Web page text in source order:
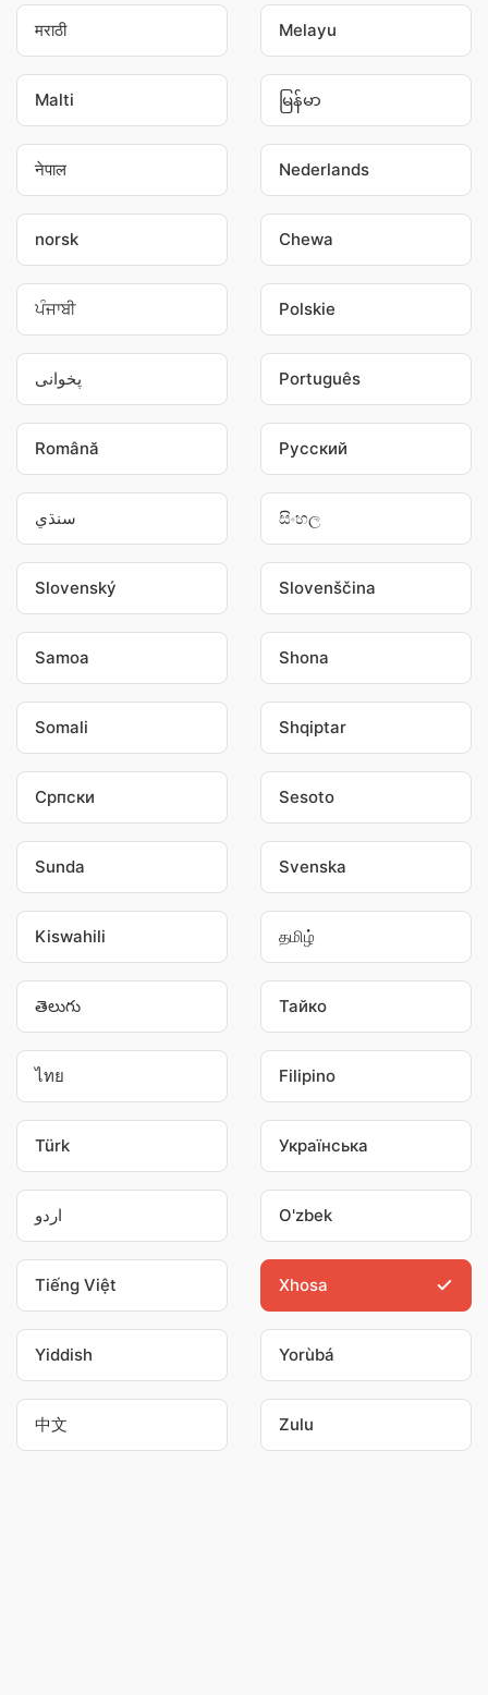
मराठी Melayu
Malti မြန်မာ
नेपाल Nederlands
norsk Chewa
ਪੰਜਾਬੀ Polskie
پخوانی Português
Română Pусский
سنڌي සිංහල
Slovenský Slovenščina
Samoa Shona
Somali Shqiptar
Српски Sesoto
Sunda Svenska
Kiswahili தமிழ்
తెలుగు Тайко
ไทย Filipino
Türk Українська
اردو O'zbek
Tiếng Việt Xhosa
Yiddish Yorùbá
中文 Zulu